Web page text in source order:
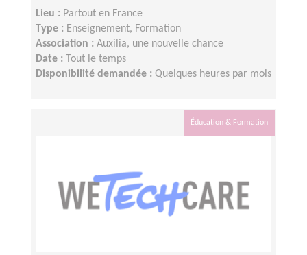
Lieu : Partout en France
Type : Enseignement, Formation
Association : Auxilia, une nouvelle chance
Date :
Tout le temps
Disponibilité demandée : Quelques heures par mois
Éducation & Formation